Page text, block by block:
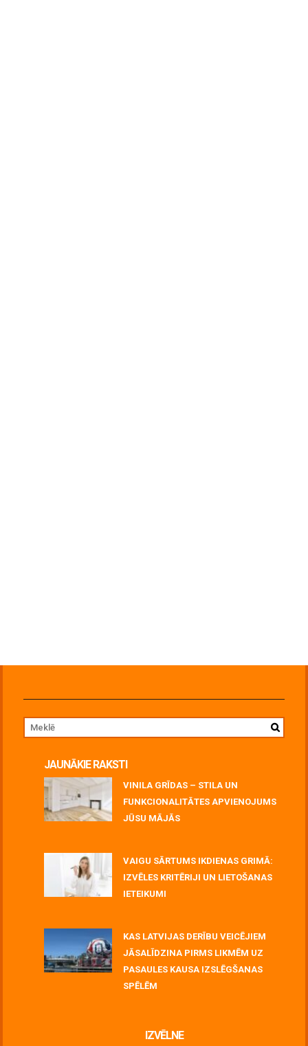
JAUNĀKIE RAKSTI
VINILA GRĪDAS – STILA UN
FUNKCIONALITĀTES APVIENOJUMS
JŪSU MĀJĀS
VAIGU SĀRTUMS IKDIENAS GRIMĀ:
IZVĒLES KRITĒRIJI UN LIETOŠANAS
IETEIKUMI
KAS LATVIJAS DERĪBU VEICĒJIEM
JĀSALĪDZINA PIRMS LIKMĒM UZ
PASAULES KAUSA IZSLĒGŠANAS
SPĒLĒM
IZVĒLNE